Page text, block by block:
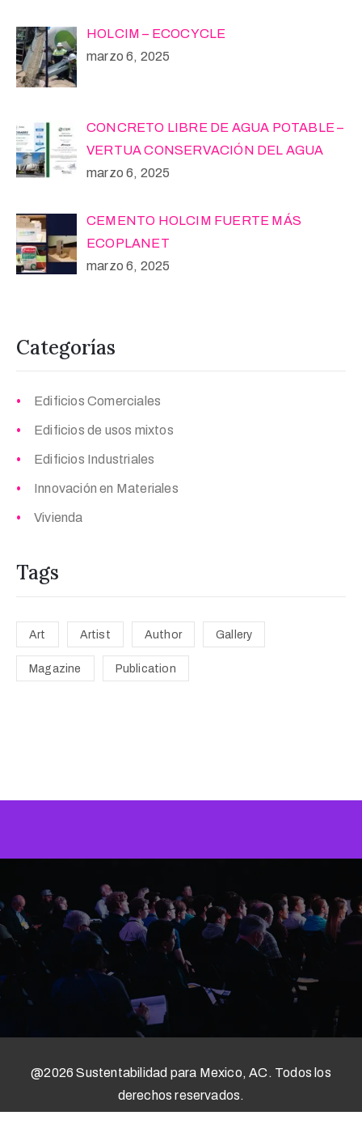
HOLCIM – ECOCYCLE
marzo 6, 2025
CONCRETO LIBRE DE AGUA POTABLE –
VERTUA CONSERVACIÓN DEL AGUA
marzo 6, 2025
CEMENTO HOLCIM FUERTE MÁS
ECOPLANET
marzo 6, 2025
Categorías
Edificios Comerciales
Edificios de usos mixtos
Edificios Industriales
Innovación en Materiales
Vivienda
Tags
Art Artist Author Gallery
Magazine Publication
@2026 Sustentabilidad para Mexico, AC. Todos los
derechos reservados.